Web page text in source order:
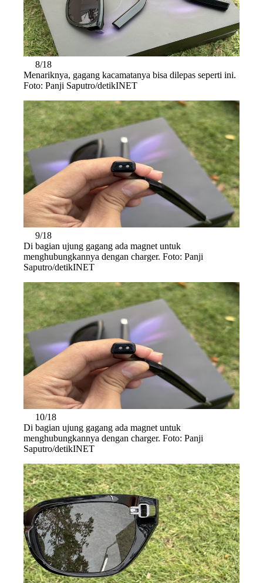
8/18
Menariknya, gagang kacamatanya bisa dilepas seperti ini.
Foto: Panji Saputro/detikINET
9/18
Di bagian ujung gagang ada magnet untuk
menghubungkannya dengan charger. Foto: Panji
Saputro/detikINET
10/18
Di bagian ujung gagang ada magnet untuk
menghubungkannya dengan charger. Foto: Panji
Saputro/detikINET